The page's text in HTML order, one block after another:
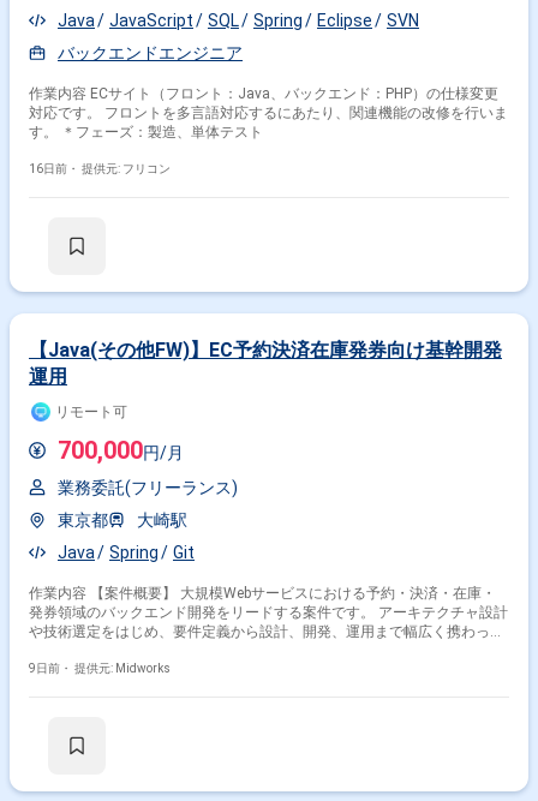
Java
JavaScript SQL Spring Eclipse
SVN
バックエンドエンジニア
作業内容 ECサイト（フロント：Java、バックエンド：PHP）の仕様変更
対応です。 フロントを多言語対応するにあたり、関連機能の改修を行いま
す。 ＊フェーズ：製造、単体テスト
16日前・ 提供元: フリコン
【Java(その他FW)】EC予約決済在庫発券向け基幹開発
運用
リモート可
700,000円/月
業務委託(フリーランス)
東京都
大崎駅
Java
Spring Git
作業内容 【案件概要】 大規模Webサービスにおける予約・決済・在庫・
発券領域のバックエンド開発をリードする案件です。 アーキテクチャ設計
や技術選定をはじめ、要件定義から設計、開発、運用まで幅広く携わって
発生産性向上や品質改善、技術標準化も推進します。 オンボーディング期
仕様検討の主導 ・レガシー領域の改善、リファクタリングおよび技術課題
9日前・ 提供元: Midworks
掛け合わせ条件で絞り込む
フレームワークで絞り込む
Java × Spring Java × SpringBoot
Java × バックエンドエンジニア
Java × スマホアプリエンジニア
業界で絞り込む
Java × サービス Java × 製造 Java × 金融